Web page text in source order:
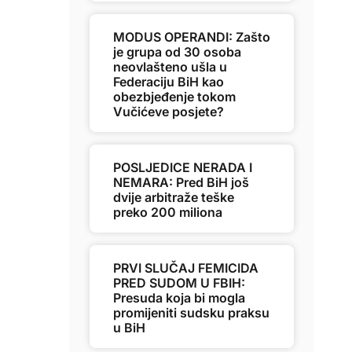
MODUS OPERANDI: Zašto
je grupa od 30 osoba
neovlašteno ušla u
Federaciju BiH kao
obezbjeđenje tokom
Vučićeve posjete?
POSLJEDICE NERADA I
NEMARA: Pred BiH još
dvije arbitraže teške
preko 200 miliona
PRVI SLUČAJ FEMICIDA
PRED SUDOM U FBIH:
Presuda koja bi mogla
promijeniti sudsku praksu
u BiH